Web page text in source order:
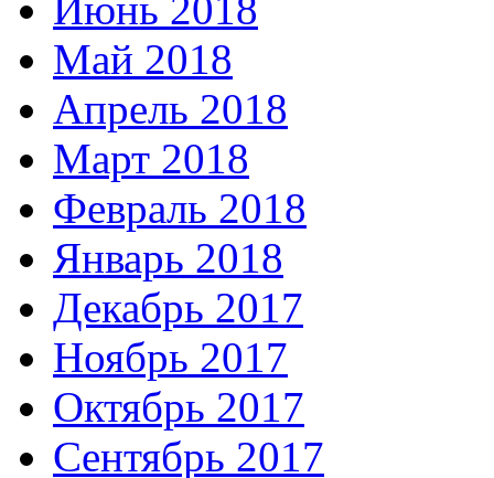
Май 2018
Апрель 2018
Март 2018
Февраль 2018
Январь 2018
Декабрь 2017
Ноябрь 2017
Октябрь 2017
Сентябрь 2017